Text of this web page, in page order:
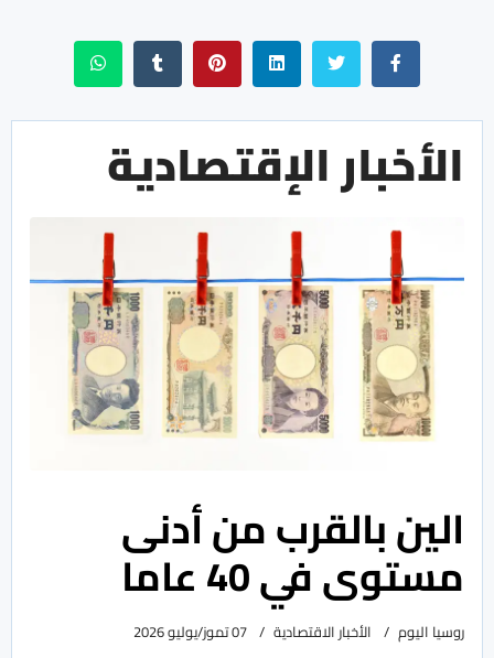
الأخبار الإقتصادية
الين بالقرب من أدنى
مستوى في 40 عاما
روسيا اليوم الأخبار الاقتصادية 07 تموز/يوليو 2026